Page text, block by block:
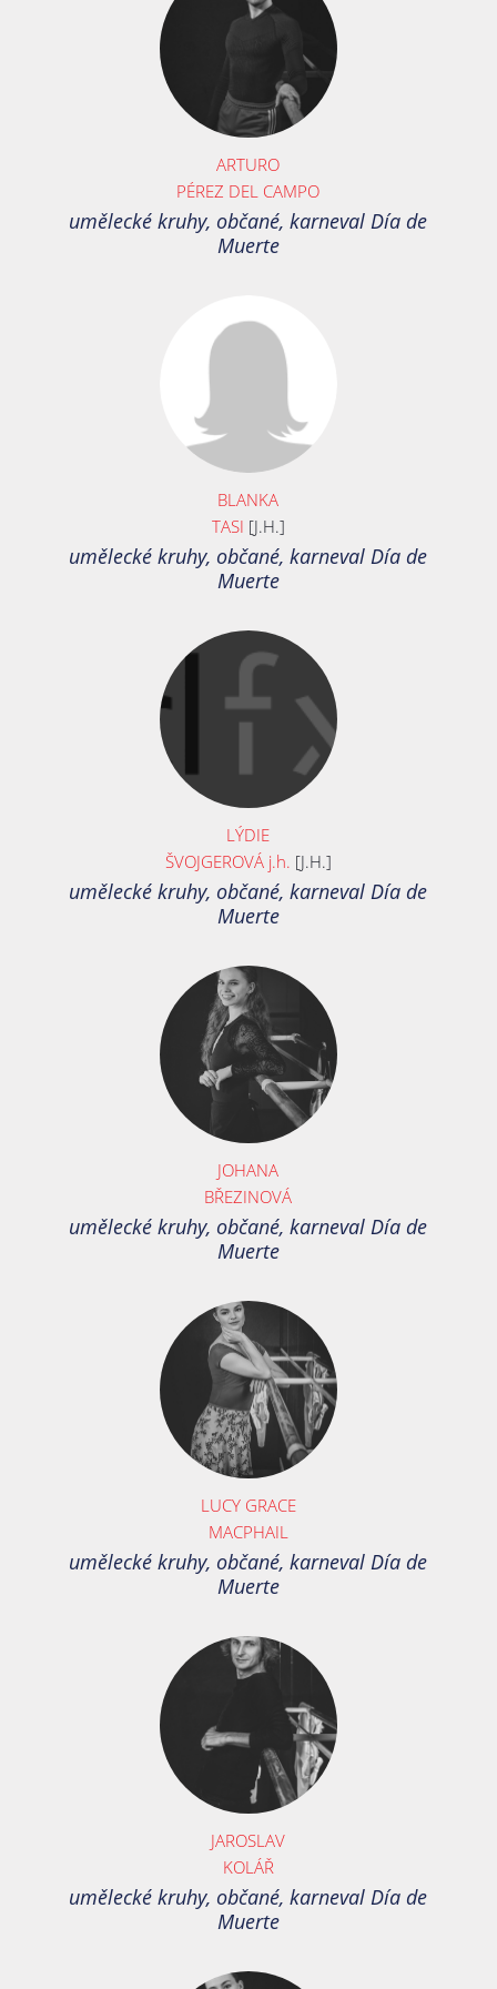
ARTURO
PÉREZ DEL CAMPO
umělecké kruhy, občané, karneval Día de
Muerte
BLANKA
TASI [J.H.]
umělecké kruhy, občané, karneval Día de
Muerte
LÝDIE
ŠVOJGEROVÁ j.h. [J.H.]
umělecké kruhy, občané, karneval Día de
Muerte
JOHANA
BŘEZINOVÁ
umělecké kruhy, občané, karneval Día de
Muerte
LUCY GRACE
MACPHAIL
umělecké kruhy, občané, karneval Día de
Muerte
JAROSLAV
KOLÁŘ
umělecké kruhy, občané, karneval Día de
Muerte